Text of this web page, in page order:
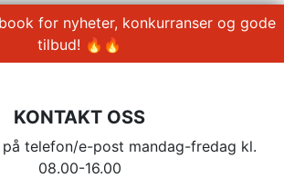
for nyheter, konkurranser og gode
tilbud! 🔥🔥
KONTAKT OSS
telefon/e-post mandag-fredag kl.
08.00-16.00